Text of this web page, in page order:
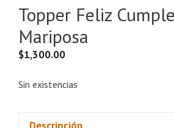
Topper Feliz
Mariposa
$1,300.00
Sin existencias